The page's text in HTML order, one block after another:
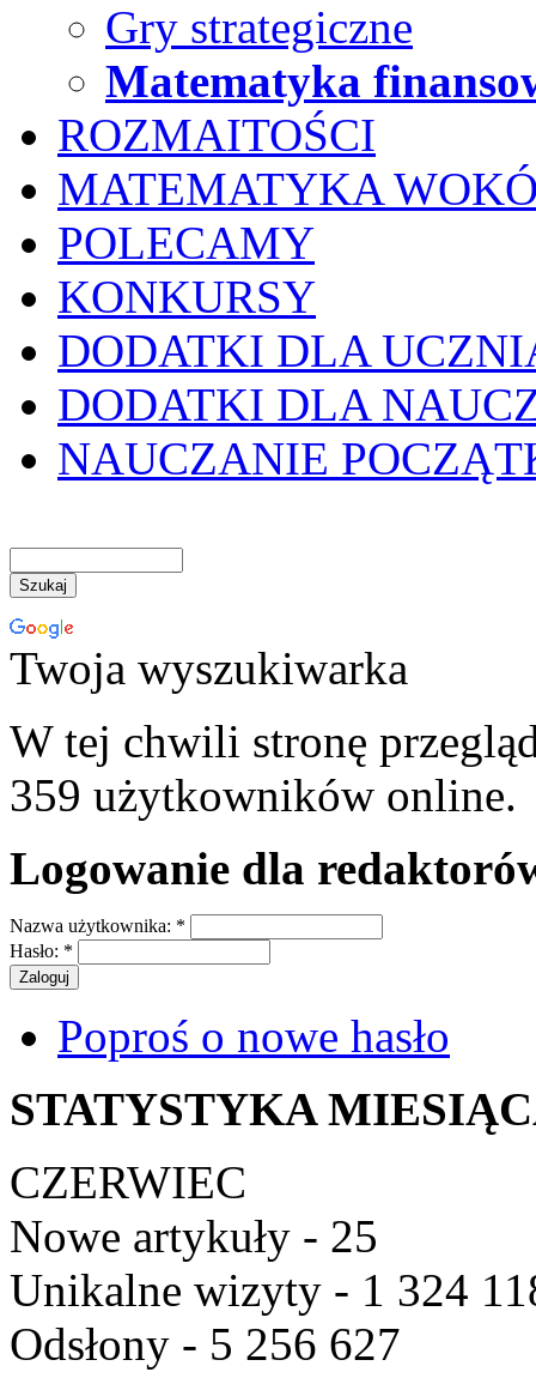
Gry strategiczne
Matematyka
ROZMAITOŚCI
MATEMATYKA
POLECAMY
KONKURSY
DODATKI DLA
DODATKI DLA
NAUCZANIE
Twoja wyszukiwarka
W tej chwili stronę
359 użytkowników online.
Logowanie dla
Nazwa użytkownika: *
Hasło: *
Poproś o nowe hasło
STATYSTYKA
CZERWIEC
Nowe artykuły - 25
Unikalne wizyty - 1 324
Odsłony - 5 256 627